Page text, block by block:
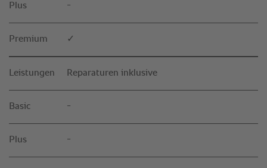
Plus -
Premium ✓
Leistungen Reparaturen inklusive
Basic -
Plus -